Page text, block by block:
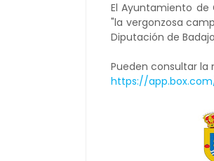
El Ayuntamiento
"la vergonzosa
Diputación de
Pueden consultar la
https://